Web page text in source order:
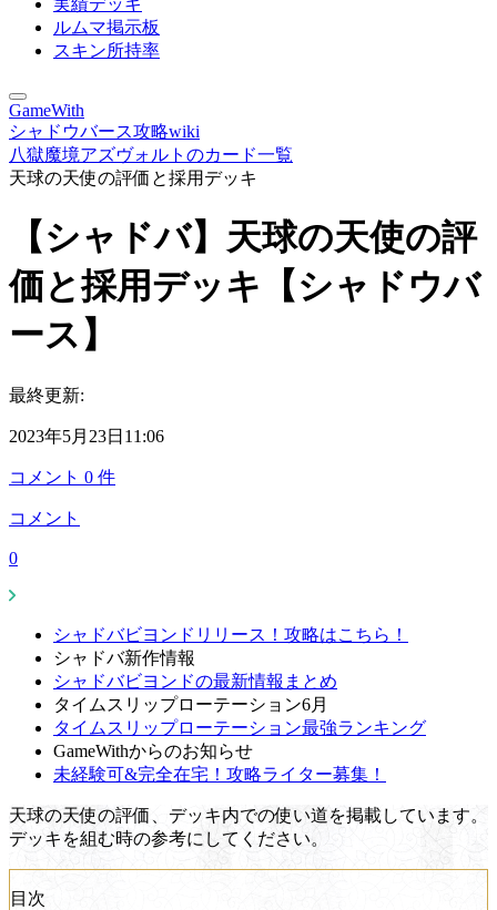
実績デッキ
ルムマ掲示板
スキン所持率
GameWith
シャドウバース攻略wiki
八獄魔境アズヴォルトのカード一覧
天球の天使の評価と採用デッキ
【シャドバ】天球の天使の評
価と採用デッキ【シャドウバ
ース】
最終更新:
2023年5月23日11:06
コメント 0 件
コメント
0
シャドバビヨンドリリース！攻略はこちら！
シャドバ新作情報
シャドバビヨンドの最新情報まとめ
タイムスリップローテーション6月
タイムスリップローテーション最強ランキング
GameWithからのお知らせ
未経験可&完全在宅！攻略ライター募集！
天球の天使の評価、デッキ内での使い道を掲載しています。
デッキを組む時の参考にしてください。
目次